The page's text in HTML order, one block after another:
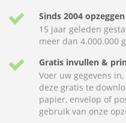
Sinds 2004 opzeggen
15 jaar geleden
meer dan 4.000.000
Gratis invullen &
Voer uw gegevens
deze gratis te
papier, envelop of
gebruik van onze